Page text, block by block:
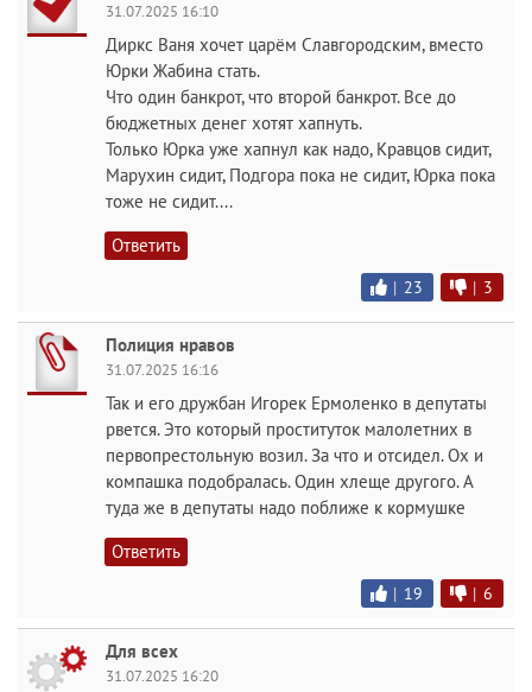
31.07.2025 16:10
Диркс Ваня хочет царём Славгородским, вместо
Юрки Жабина стать.
Что один банкрот, что второй банкрот. Все до
бюджетных денег хотят хапнуть.
Только Юрка уже хапнул как надо, Кравцов сидит,
Марухин сидит, Подгора пока не сидит, Юрка пока
тоже не сидит....
Ответить
| 23 | 3
Полиция нравов
31.07.2025 16:16
Так и его дружбан Игорек Ермоленко в депутаты
рвется. Это который проституток малолетних в
первопрестольную возил. За что и отсидел. Ох и
компашка подобралась. Один хлеще другого. А
туда же в депутаты надо поближе к кормушке
Ответить
| 19 | 6
Для всех
31.07.2025 16:20